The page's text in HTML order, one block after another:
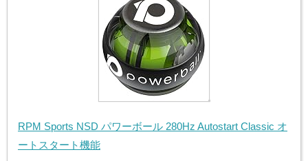
RPM Sports NSD パワーボール 280Hz Autostart Classic オ
ートスタート機能